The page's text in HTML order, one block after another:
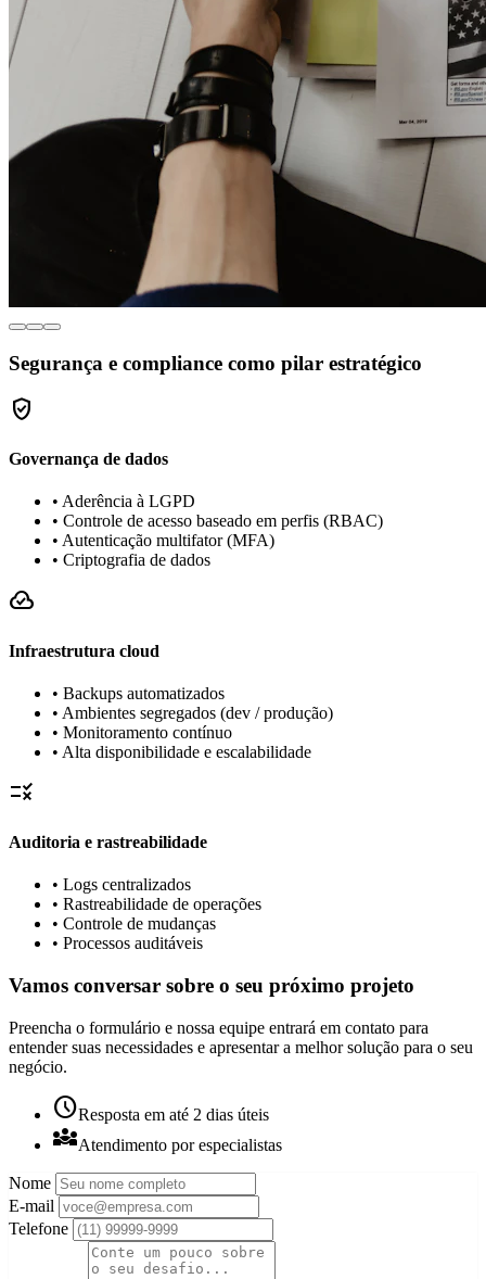
Segurança e compliance como pilar estratégico
gpp_good
Governança de dados
• Aderência à LGPD
• Controle de acesso baseado em perfis (RBAC)
• Autenticação multifator (MFA)
• Criptografia de dados
cloud_done
Infraestrutura cloud
• Backups automatizados
• Ambientes segregados (dev / produção)
• Monitoramento contínuo
• Alta disponibilidade e escalabilidade
rule
Auditoria e rastreabilidade
• Logs centralizados
• Rastreabilidade de operações
• Controle de mudanças
• Processos auditáveis
Vamos conversar sobre o seu próximo projeto
Preencha o formulário e nossa equipe entrará em contato para
entender suas necessidades e apresentar a melhor solução para o seu
negócio.
scheduleResposta em até 2 dias úteis
diversity_3Atendimento por especialistas
Nome
E-mail
Telefone